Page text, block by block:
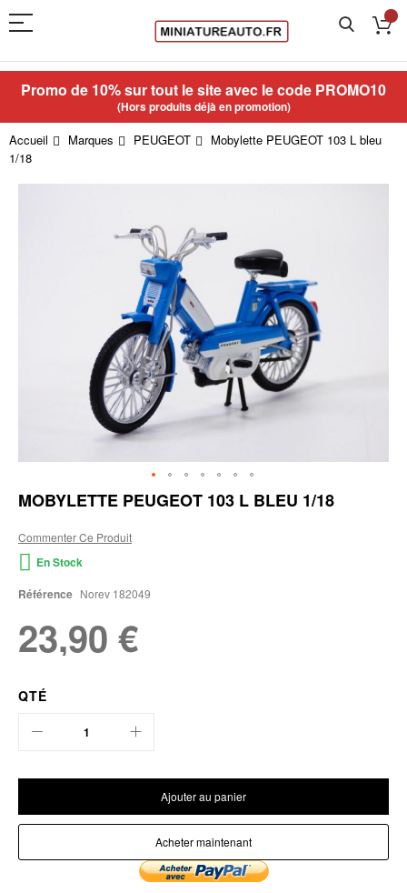
Promo de 10% sur tout le site avec le code PROMO10
(Hors produits déjà en promotion)
Accueil Marques PEUGEOT
Mobylette PEUGEOT 103 L bleu
1/18
Skip
to
beginning
of
the
images
gallery
MOBYLETTE PEUGEOT 103 L BLEU 1/18
Commenter Ce Produit
En Stock
Référence Norev 182049
23,90 €
QTÉ
Ajouter au panier
Acheter maintenant